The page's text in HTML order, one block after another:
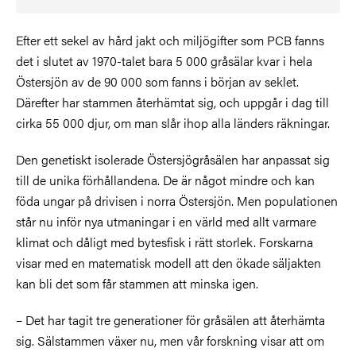
Efter ett sekel av hård jakt och miljögifter som PCB fanns
det i slutet av 1970-talet bara 5 000 gråsälar kvar i hela
Östersjön av de 90 000 som fanns i början av seklet.
Därefter har stammen återhämtat sig, och uppgår i dag till
cirka 55 000 djur, om man slår ihop alla länders räkningar.
Den genetiskt isolerade Östersjögråsälen har anpassat sig
till de unika förhållandena. De är något mindre och kan
föda ungar på drivisen i norra Östersjön. Men populationen
står nu inför nya utmaningar i en värld med allt varmare
klimat och dåligt med bytesfisk i rätt storlek. Forskarna
visar med en matematisk modell att den ökade säljakten
kan bli det som får stammen att minska igen.
– Det har tagit tre generationer för gråsälen att återhämta
sig. Sälstammen växer nu, men vår forskning visar att om